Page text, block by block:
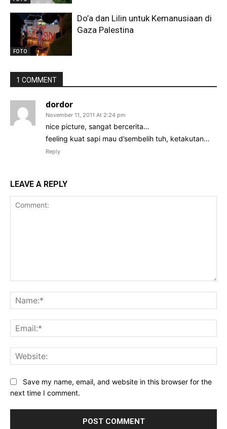
FOTO
Do’a dan Lilin untuk Kemanusiaan di
Gaza Palestina
1 COMMENT
dordor
November 11, 2011 At 2:24 pm
nice picture, sangat bercerita…
feeling kuat sapi mau d’sembelih tuh, ketakutan…
Reply
LEAVE A REPLY
Save my name, email, and website in this browser for the
next time I comment.